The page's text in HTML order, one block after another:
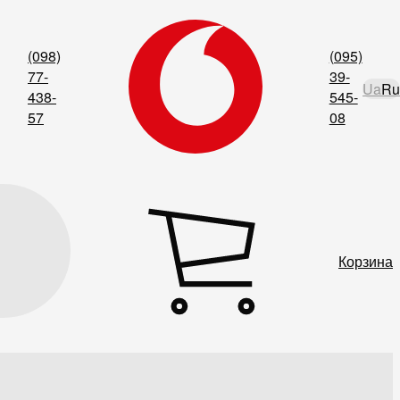
(098)
77-
438-
57
(095)
39-
545-
08
UaRu
Корзина